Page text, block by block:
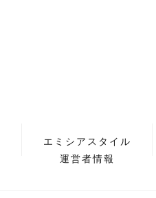
エミシアスタイル
運営者情報